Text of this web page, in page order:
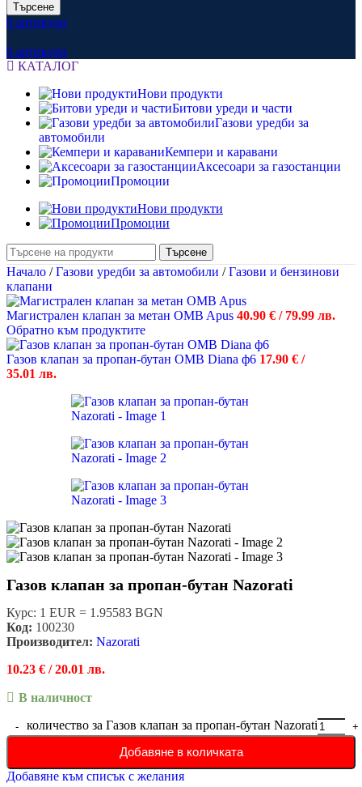
Търсене
0 артикули
0 артикули
КАТАЛОГ
Нови продукти
Битови уреди и части
Газови уредби за
автомобили
Кемпери и каравани
Аксесоари за газостанции
Промоции
Нови продукти
Промоции
Търсене
Начало / Газови уредби за автомобили / Газови и бензинови
клапани
Магистрален клапан за метан OMB Apus 40.90 € / 79.99 лв.
Обратно към продуктите
Газов клапан за пропан-бутан OMB Diana ф6 17.90 € /
35.01 лв.
Газов клапан за пропан-бутан Nazorati
Курс: 1 EUR = 1.95583 BGN
Код: 100230
Производител: Nazorati
10.23 € / 20.01 лв.
В наличност
количество за Газов клапан за пропан-бутан Nazorati
Добавяне в количката
Добавяне към списък с желания